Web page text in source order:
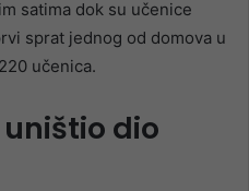
satima dok su učenice
sprat jednog od domova u
učenica.
dio